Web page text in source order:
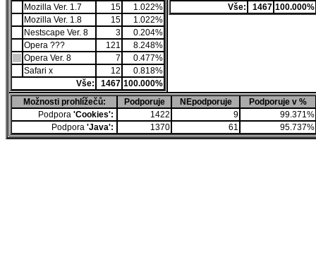
Mozilla Ver. 1.7
15
1.022%
Mozilla Ver. 1.8
15
1.022%
Nestscape Ver. 8
3
0.204%
Opera ???
121
8.248%
Opera Ver. 8
7
0.477%
Safari x
12
0.818%
Vše:
1467 100.000%
Vše:
1467 100.000%
Možnosti prohlížečů: Podporuje NEpodporuje
Podporuje v %
Podpora 'Cookies': 1422 9
99.371%
Podpora 'Java': 1370 61 95.737%